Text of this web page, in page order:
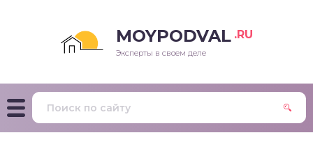
MOYPODVAL .RU
Эксперты в своем деле